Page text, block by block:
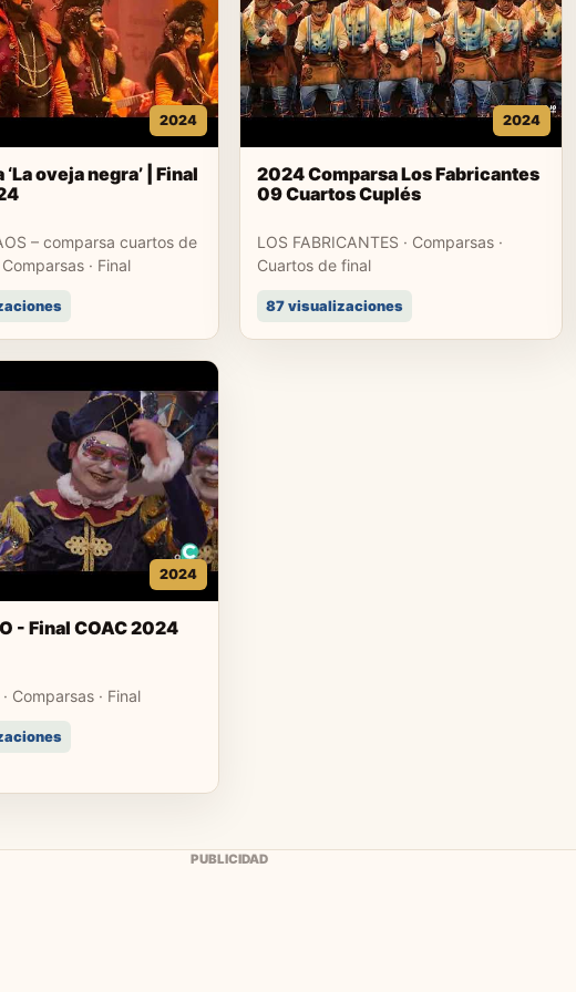
2024
oveja negra’ | Final
– comparsa cuartos de
· Final
2024
2024 Comparsa Los Fabricantes
09 Cuartos Cuplés
LOS FABRICANTES · Comparsas ·
Cuartos de final
87 visualizaciones
2024
- Final COAC 2024
Comparsas · Final
PUBLICIDAD